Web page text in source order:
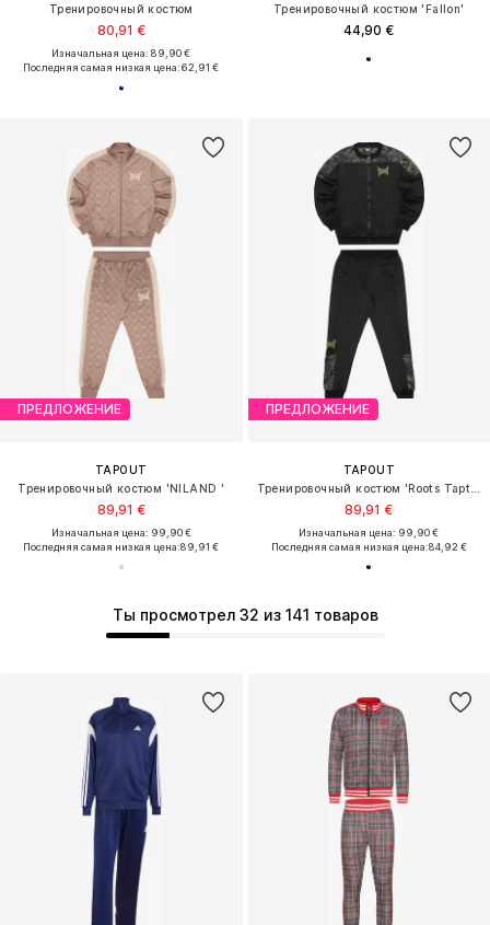
Тренировочный костюм
80,91 €
Изначальная цена: 89,90 €
Последняя самая низкая цена:62,91 €
Тренировочный костюм 'Fallon'
44,90 €
ПРЕДЛОЖЕНИЕ
TAPOUT
Тренировочный костюм 'NILAND '
89,91 €
Изначальная цена: 99,90 €
Последняя самая низкая цена:89,91 €
ПРЕДЛОЖЕНИЕ
TAPOUT
89,91 €
Изначальная цена: 99,90 €
Последняя самая низкая цена:84,92 €
Ты просмотрел 32 из 141 товаров